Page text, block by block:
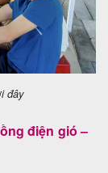
đây
điện gió –